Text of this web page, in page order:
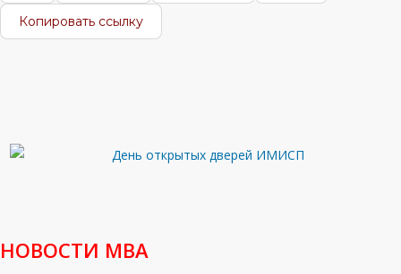
Копировать ссылку
НОВОСТИ МВА